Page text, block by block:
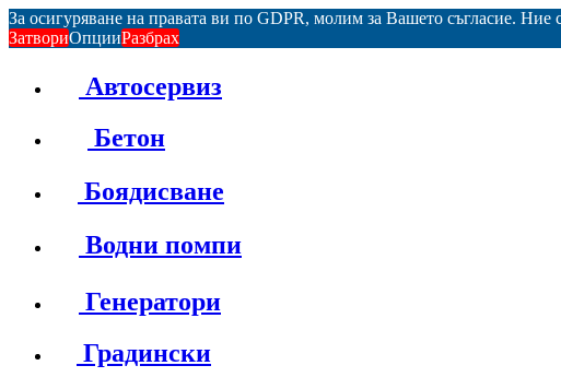
За осигуряване на правата ви по GDPR, молим за Вашето съгласие.
ЗатвориОпцииРазбрах
Автосервиз
Бетон
Боядисване
Водни помпи
Генератори
Градински